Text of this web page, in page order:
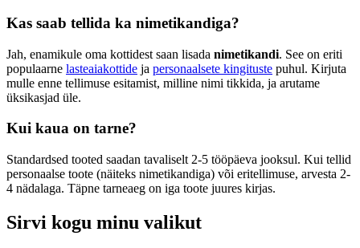
Kas saab tellida ka nimetikandiga?
Jah, enamikule oma kottidest saan lisada nimetikandi. See on eriti
populaarne lasteaiakottide ja personaalsete kingituste puhul. Kirjuta
mulle enne tellimuse esitamist, milline nimi tikkida, ja arutame
üksikasjad üle.
Kui kaua on tarne?
Standardsed tooted saadan tavaliselt 2-5 tööpäeva jooksul. Kui tellid
personaalse toote (näiteks nimetikandiga) või eritellimuse, arvesta 2-
4 nädalaga. Täpne tarneaeg on iga toote juures kirjas.
Sirvi kogu minu valikut